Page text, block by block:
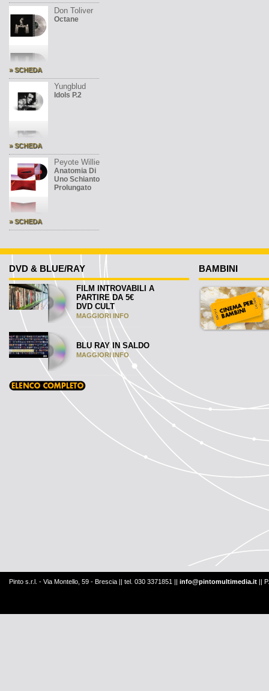
Don Toliver
Octane
» SCHEDA
Yungblud
Idols P.2
» SCHEDA
Peyote Willie
Anatomia Di
Uno Schianto
Prolungato
» SCHEDA
DVD & BLUE/RAY
FILM INTROVABILI A
PARTIRE DA 5€
DVD CULT
MAGGIORI INFO
BLU RAY IN SALDO
MAGGIORI INFO
BAMBINI
Pinto s.r.l. - Via Montello, 59 - Brescia || tel. 030 3371851 || info@pintomultimedia.it ||